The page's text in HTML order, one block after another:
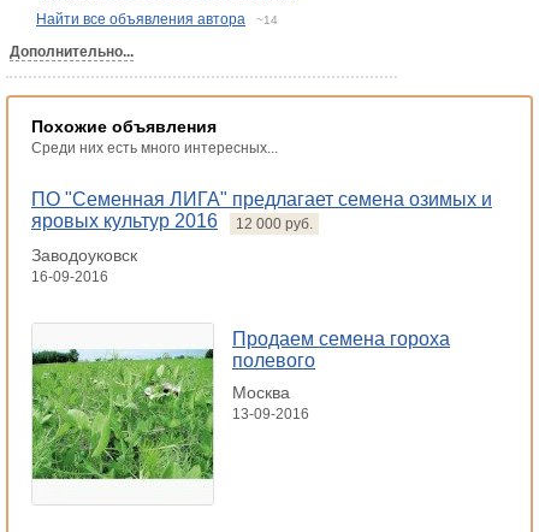
Найти все объявления автора
~14
Дополнительно...
Похожие объявления
Среди них есть много интересных...
ПО "Семенная ЛИГА" предлагает семена озимых и
яровых культур 2016
12 000 руб.
Заводоуковск
16-09-2016
Продаем семена гороха
полевого
Москва
13-09-2016